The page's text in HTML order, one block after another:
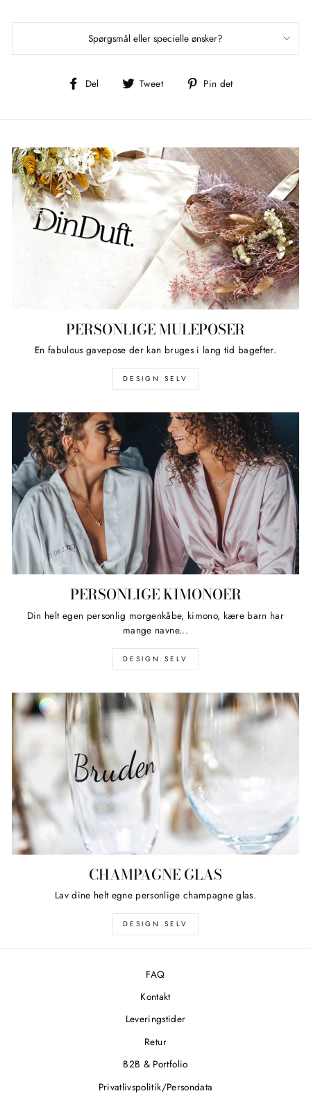
Spørgsmål eller specielle ønsker?
Del
Del
Tweet
Tweet Pin det
PERSONLIGE MULEPOSER
En fabulous gavepose der kan bruges i lang tid bagefter.
DESIGN SELV
PERSONLIGE KIMONOER
Din helt egen personlig morgenkåbe, kimono, kære barn har
mange navne...
DESIGN SELV
CHAMPAGNE GLAS
Lav dine helt egne personlige champagne glas.
DESIGN SELV
FAQ
Kontakt
Leveringstider
Retur
B2B & Portfolio
Privatlivspolitik/Persondata